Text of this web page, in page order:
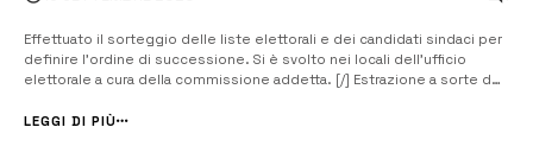
Effettuato il sorteggio delle liste elettorali e dei candidati sindaci per
definire l’ordine di successione. Si è svolto nei locali dell’ufficio
elettorale a cura della commissione addetta. [/] Estrazione a sorte dei
compariranno secondo il seguente ordine: per i candid...
LEGGI DI PIÙ